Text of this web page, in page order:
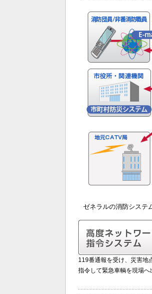
ゼネラルの消防システ
119番通報を受け、災害地
指令して緊急車輌を現場へ